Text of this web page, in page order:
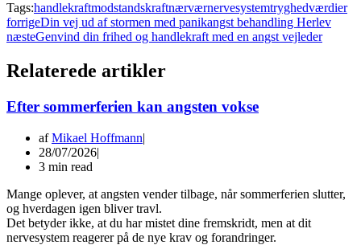
Tags:handlekraftmodstandskraftnærværnervesystemtryghedværdier
forrigeDin vej ud af stormen med panikangst behandling Herlev
næsteGenvind din frihed og handlekraft med en angst vejleder
Relaterede artikler
Efter sommerferien kan angsten vokse
afMikael Hoffmann
28/07/2026
3 min read
Mange oplever, at angsten vender tilbage, når sommerferien slutter,
og hverdagen igen bliver travl.
Det betyder ikke, at du har mistet dine fremskridt, men at dit
nervesystem reagerer på de nye krav og forandringer.